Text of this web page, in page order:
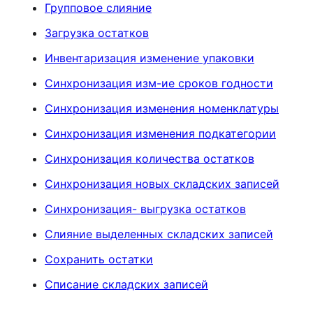
Групповое слияние
Загрузка остатков
Инвентаризация изменение упаковки
Синхронизация изм-ие сроков годности
Синхронизация изменения номенклатуры
Синхронизация изменения подкатегории
Синхронизация количества остатков
Синхронизация новых складских записей
Синхронизация- выгрузка остатков
Слияние выделенных складских записей
Сохранить остатки
Списание складских записей